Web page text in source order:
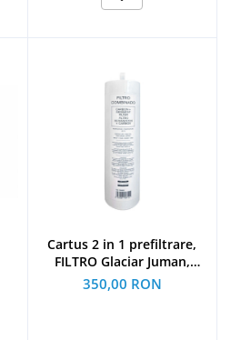
Cartus 2 in 1 prefiltrare,
FILTRO Glaciar Juman,
polipropilena si carbune
activat, twist
350,00 RON